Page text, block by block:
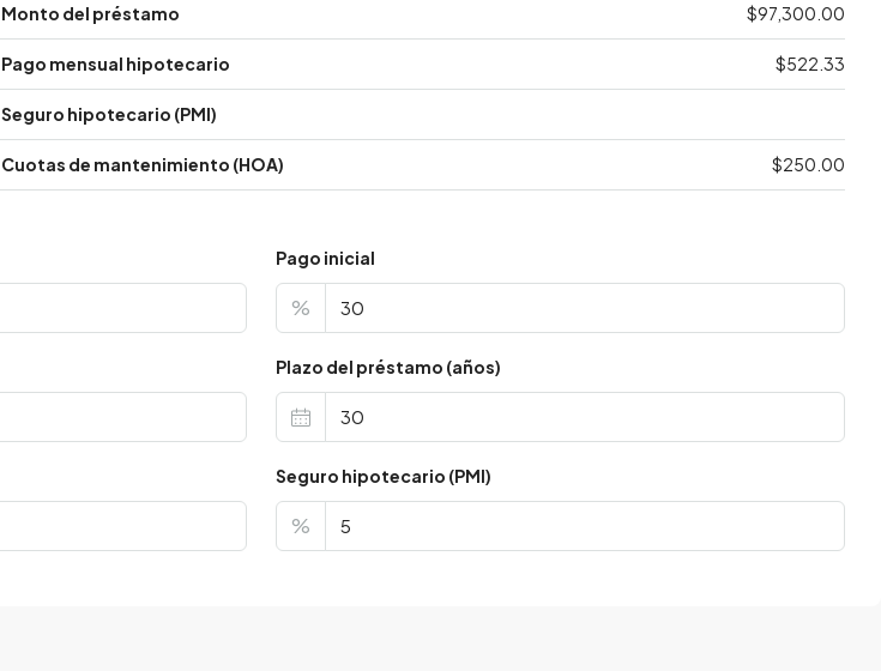
Monto del préstamo $97,300.00
Pago mensual hipotecario $522.33
Seguro hipotecario (PMI)
Cuotas de mantenimiento (HOA) $250.00
Pago inicial
%
Plazo del préstamo (años)
Seguro hipotecario (PMI)
%